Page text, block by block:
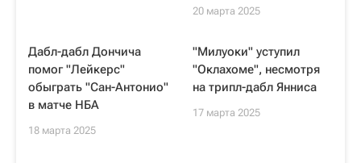
20 марта 2025
Дабл-дабл Дончича
помог "Лейкерс"
обыграть "Сан-Антонио"
в матче НБА
18 марта 2025
"Милуоки" уступил
"Оклахоме", несмотря
на трипл-дабл Янниса
17 марта 2025